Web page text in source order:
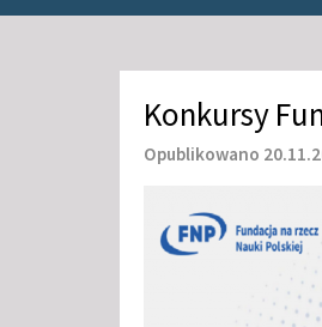
Konkursy
Opublikowano